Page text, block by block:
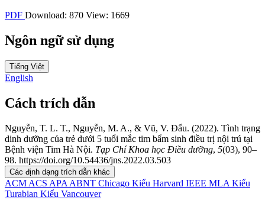
PDF Download: 870 View: 1669
Ngôn ngữ sử dụng
Tiếng Việt
English
Cách trích dẫn
Nguyễn, T. L. T., Nguyễn, M. A., & Vũ, V. Đẩu. (2022). Tình trạng
dinh dưỡng của trẻ dưới 5 tuổi mắc tim bẩm sinh điều trị nội trú tại
Bệnh viện Tim Hà Nội. Tạp Chí Khoa học Điều dưỡng, 5(03), 90–
98. https://doi.org/10.54436/jns.2022.03.503
Các định dạng trích dẫn khác
ACM ACS APA ABNT Chicago Kiểu Harvard IEEE MLA Kiểu
Turabian Kiểu Vancouver